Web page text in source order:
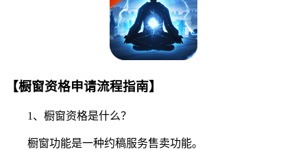
【橱窗资格申请流程指南】
1、橱窗资格是什么？
橱窗功能是一种约稿服务售卖功能。